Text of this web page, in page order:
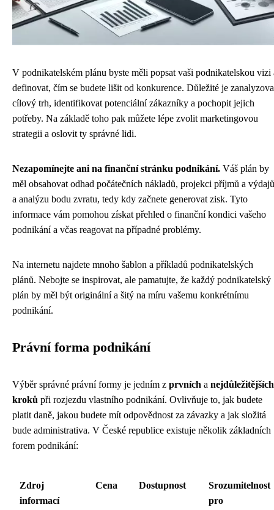
V podnikatelském plánu byste měli popsat vaši podnikatelskou vizi
definovat, čím se budete lišit od konkurence. Důležité je
cílový trh, identifikovat potenciální zákazníky a pochopit jejich
potřeby. Na základě toho pak můžete lépe zvolit marketingovou
strategii a oslovit ty správné lidi.
Nezapomínejte ani na finanční stránku podnikání. Váš plán by
měl obsahovat odhad počátečních nákladů, projekci příjmů a výdajů
a analýzu bodu zvratu, tedy kdy začnete generovat zisk. Tyto
informace vám pomohou získat přehled o finanční kondici vašeho
podnikání a včas reagovat na případné problémy.
Na internetu najdete mnoho šablon a příkladů podnikatelských
plánů. Nebojte se inspirovat, ale pamatujte, že každý podnikatelský
plán by měl být originální a šitý na míru vašemu konkrétnímu
podnikání.
Právní forma podnikání
Výběr správné právní formy je jedním z prvních a nejdůležitějších
kroků při rozjezdu vlastního podnikání. Ovlivňuje to, jak budete
platit daně, jakou budete mít odpovědnost za závazky a jak složitá
bude administrativa. V České republice existuje několik základních
forem podnikání:
Zdroj
informací
Cena Dostupnost
Srozumitelnost
pro